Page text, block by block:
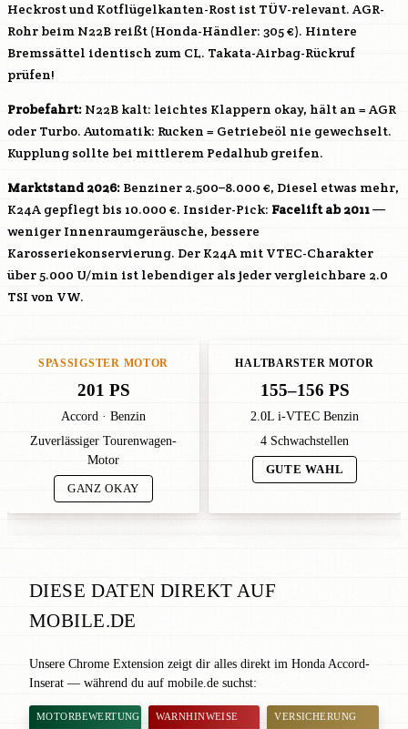
Heckrost und Kotflügelkanten-Rost ist TÜV-relevant. AGR-
Rohr beim N22B reißt (Honda-Händler: 305 €). Hintere
Bremssättel identisch zum CL. Takata-Airbag-Rückruf
prüfen!
Probefahrt: N22B kalt: leichtes Klappern okay, hält an = AGR
oder Turbo. Automatik: Rucken = Getriebeöl nie gewechselt.
Kupplung sollte bei mittlerem Pedalhub greifen.
Marktstand 2026: Benziner 2.500–8.000 €, Diesel etwas mehr,
K24A gepflegt bis 10.000 €. Insider-Pick: Facelift ab 2011—
weniger Innenraumgeräusche, bessere
Karosseriekonservierung. Der K24A mit VTEC-Charakter
über 5.000 U/min ist lebendiger als jeder vergleichbare 2.0
TSI von VW.
SPASSIGSTER MOTOR
201 PS
Accord · Benzin
Zuverlässiger Tourenwagen-
Motor
GANZ OKAY
HALTBARSTER MOTOR
155–156 PS
2.0L i-VTEC Benzin
4 Schwachstellen
GUTE WAHL
DIESE DATEN DIREKT AUF
MOBILE.DE
Unsere Chrome Extension zeigt dir alles direkt im Honda Accord-
Inserat — während du auf mobile.de suchst:
MOTORBEWERTUNG WARNHINWEISE VERSICHERUNG